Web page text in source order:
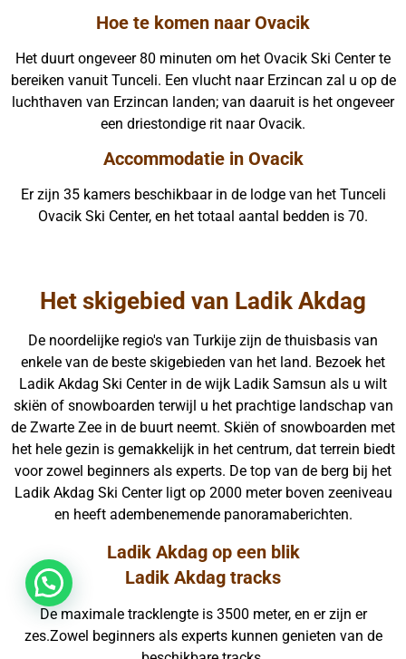
Hoe te komen naar Ovacik
Het duurt ongeveer 80 minuten om het Ovacik Ski Center te
bereiken vanuit Tunceli. Een vlucht naar Erzincan zal u op de
luchthaven van Erzincan landen; van daaruit is het ongeveer
een driestondige rit naar Ovacik.
Accommodatie in Ovacik
Er zijn 35 kamers beschikbaar in de lodge van het Tunceli
Ovacik Ski Center, en het totaal aantal bedden is 70.
Het skigebied van Ladik Akdag
De noordelijke regio's van Turkije zijn de thuisbasis van
enkele van de beste skigebieden van het land. Bezoek het
Ladik Akdag Ski Center in de wijk Ladik Samsun als u wilt
skiën of snowboarden terwijl u het prachtige landschap van
de Zwarte Zee in de buurt neemt. Skiën of snowboarden met
het hele gezin is gemakkelijk in het centrum, dat terrein biedt
voor zowel beginners als experts. De top van de berg bij het
Ladik Akdag Ski Center ligt op 2000 meter boven zeeniveau
en heeft adembenemende panoramaberichten.
Ladik Akdag op een blik
Ladik Akdag tracks
De maximale tracklengte is 3500 meter, en er zijn er
zes.Zowel beginners als experts kunnen genieten van de